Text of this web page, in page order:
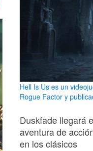
Hell Is Us es un
Rogue Factor y
Duskfade llegará
aventura de
en los clásicos